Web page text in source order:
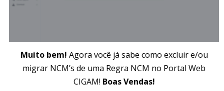
Muito bem! Agora você já sabe como excluir e/ou
migrar NCM’s de uma Regra NCM no Portal Web
CIGAM! Boas Vendas!